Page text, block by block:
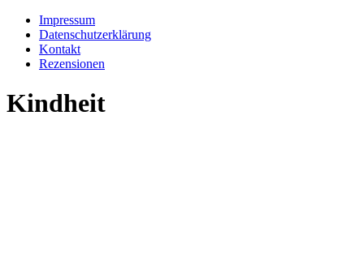
Impressum
Datenschutzerklärung
Kontakt
Rezensionen
Kindheit